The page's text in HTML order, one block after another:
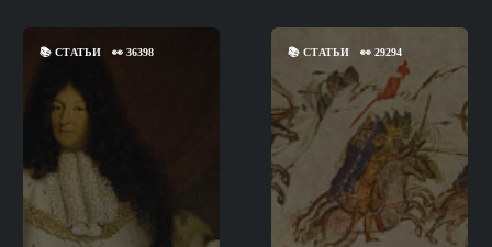
📚 СТАТЬИ 👀 36398 📚СТАТЬИ 👀29294